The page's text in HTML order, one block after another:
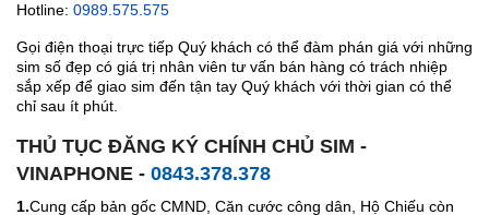
Hotline: 0989.575.575
Gọi điện thoại trực tiếp Quý khách có thể đàm phán giá với những
sim số đẹp có giá trị nhân viên tư vấn bán hàng có trách nhiệp
sắp xếp để giao sim đến tận tay Quý khách với thời gian có thể
chỉ sau ít phút.
THỦ TỤC ĐĂNG KÝ CHÍNH CHỦ SIM -
VINAPHONE - 0843.378.378
1.Cung cấp bản gốc CMND, Căn cước công dân, Hộ Chiếu còn